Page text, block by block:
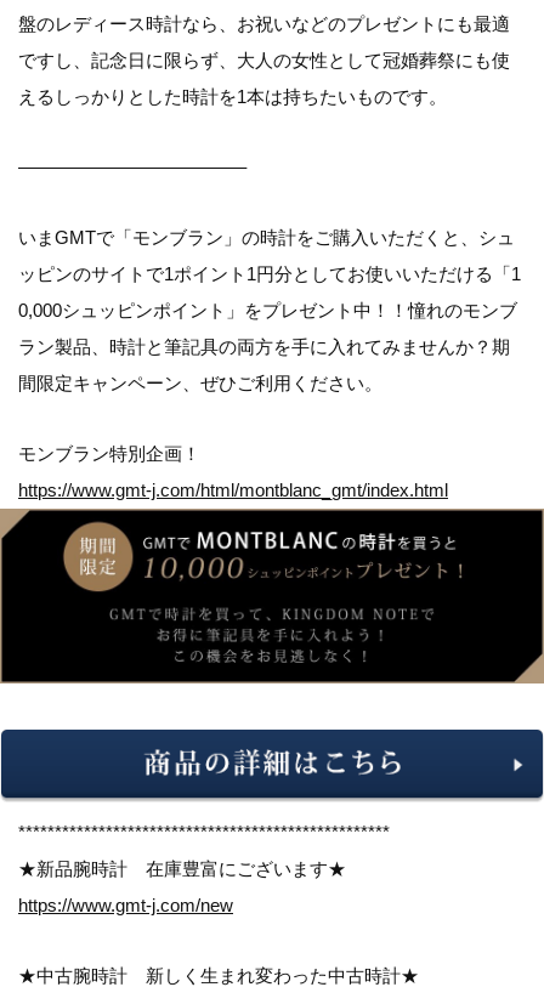
盤のレディース時計なら、お祝いなどのプレゼントにも最適
ですし、記念日に限らず、大人の女性として冠婚葬祭にも使
えるしっかりとした時計を1本は持ちたいものです。
————————————–
いまGMTで「モンブラン」の時計をご購入いただくと、シュ
ッピンのサイトで1ポイント1円分としてお使いいただける「1
0,000シュッピンポイント」をプレゼント中！！憧れのモンブ
ラン製品、時計と筆記具の両方を手に入れてみませんか？期
間限定キャンペーン、ぜひご利用ください。
モンブラン特別企画！
https://www.gmt-j.com/html/montblanc_gmt/index.html
***************************************************
★新品腕時計 在庫豊富にございます★
https://www.gmt-j.com/new
★中古腕時計 新しく生まれ変わった中古時計★